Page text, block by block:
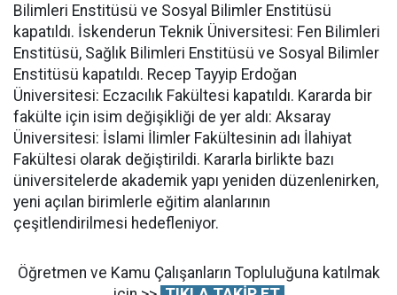
Bilimleri Enstitüsü ve Sosyal Bilimler Enstitüsü
kapatıldı. İskenderun Teknik Üniversitesi: Fen Bilimleri
Enstitüsü, Sağlık Bilimleri Enstitüsü ve Sosyal Bilimler
Enstitüsü kapatıldı. Recep Tayyip Erdoğan
Üniversitesi: Eczacılık Fakültesi kapatıldı. Kararda bir
fakülte için isim değişikliği de yer aldı: Aksaray
Üniversitesi: İslami İlimler Fakültesinin adı İlahiyat
Fakültesi olarak değiştirildi. Kararla birlikte bazı
üniversitelerde akademik yapı yeniden düzenlenirken,
yeni açılan birimlerle eğitim alanlarının
çeşitlendirilmesi hedefleniyor.
Öğretmen ve Kamu Çalışanların Topluluğuna katılmak